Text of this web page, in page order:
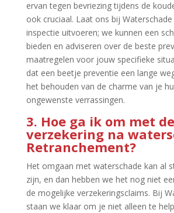
ervan tegen bevriezing tijdens de
ook cruciaal.​ Laat ons bij
inspectie uitvoeren; we kunnen een
bieden en adviseren over de beste
maatregelen voor jouw specifieke
dat een beetje preventie een lange
het behouden van de charme van je
ongewenste verrassingen.​
3.​ Hoe ga ik om met de
verzekering na
Retranchement?
Het omgaan met waterschade kan al
zijn, en dan hebben we het nog niet
de mogelijke verzekeringsclaims.​ Bij
staan we klaar om je niet alleen te